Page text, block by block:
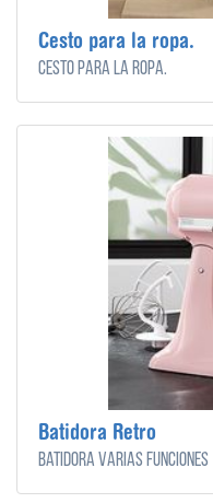
Cesto para la ropa.
Cesto para la ropa.
Batidora Retro
Batidora varias funciones